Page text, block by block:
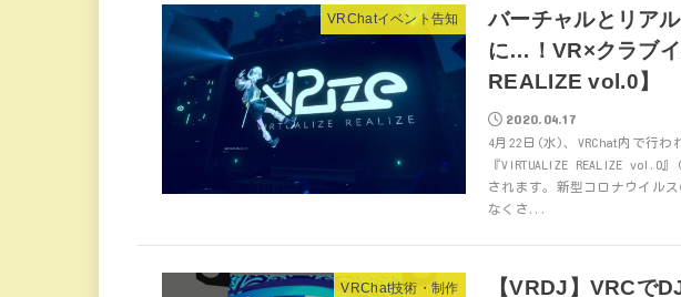
VRChatイベント告知
バーチャルとリア
に…！VR×クラブ
REALIZE vol.0】
2020.04.17
4月22日(水)、VRChat内で行わ
『VIRTUALIZE REALIZE vol.0
されます。新型コロナウイル
なくさ...
VRChat技術・制作
【VRDJ】VRCで